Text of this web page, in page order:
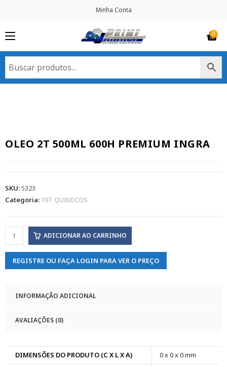
Minha Conta
OLEO 2T 500ML 600H PREMIUM INGRA
SKU:5323
Categoria: 19T QUIMICOS
ADICIONAR AO CARRINHO
REGISTRE OU FAÇA LOGIN PARA VER O PREÇO
INFORMAÇÃO ADICIONAL
AVALIAÇÕES (0)
DIMENSÕES DO PRODUTO (C X L X A)
0 x 0 x 0 mm